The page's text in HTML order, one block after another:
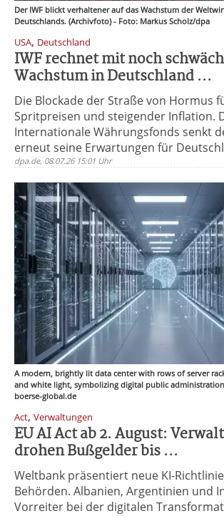
Der IWF blickt verhaltener auf das Wachstum der
Deutschlands. (Archivfoto) - Foto: Markus Scholz/dpa
USA, Deutschland
IWF rechnet mit noch
Wachstum in Deutschland ...
Die Blockade der Straße von Hormus
Spritpreisen und steigender Inflation.
Internationale Währungsfonds senkt
erneut seine Erwartungen für
dpa.de, 08.07.26 15:01 Uhr
A modern, brightly lit data center with rows of server
and white light, symbolizing digital public
boerse-global.de
Act, Verwaltungen
EU AI Act ab 2. August:
drohen Bußgelder bis ...
Weltbank präsentiert neue KI-
Behörden. Albanien, Argentinien und
Vorreiter bei der digitalen